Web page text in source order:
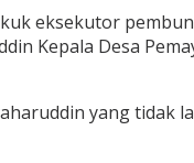
eksekutor
Kepala Desa
yang tidak